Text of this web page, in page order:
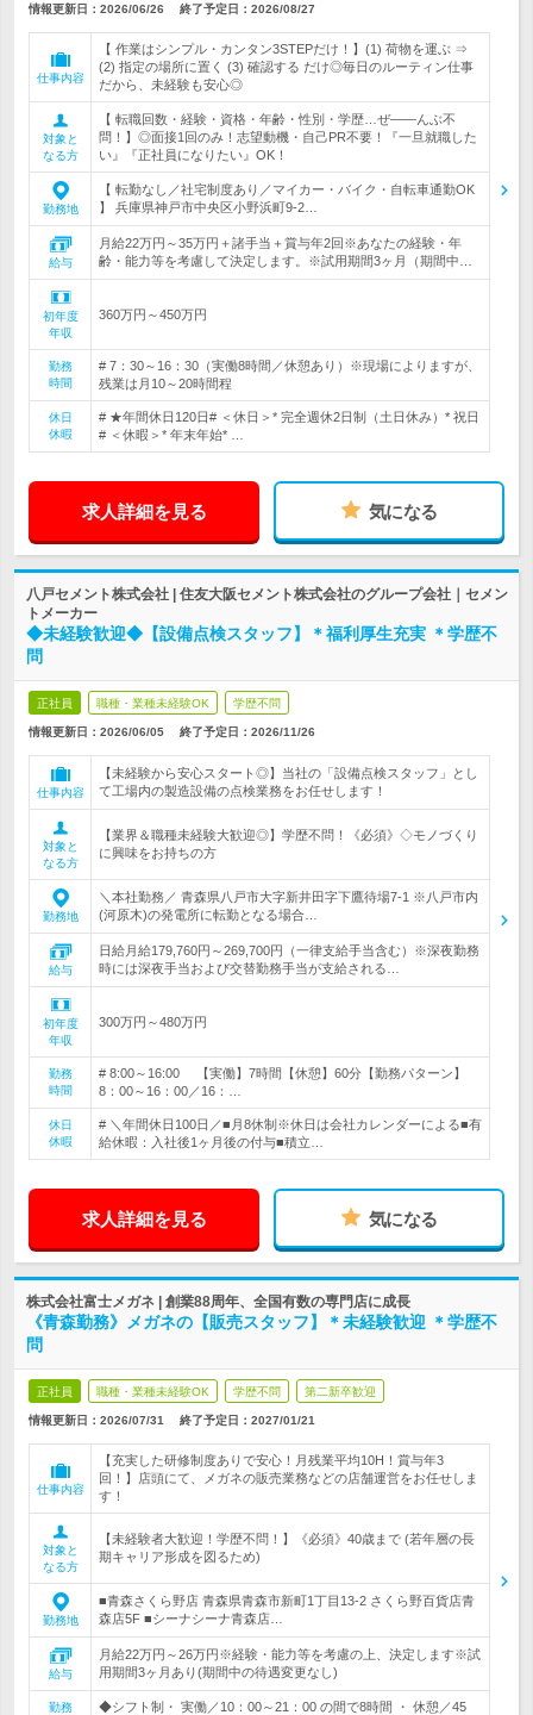
情報更新日：2026/06/26 終了予定日： 2026/08/27
仕事内容
【 作業はシンプル・カンタン3STEPだけ！】(1) 荷物を運ぶ ⇒
(2) 指定の場所に置く (3) 確認する だけ◎毎日のルーティン仕事
だから、未経験も安心◎
対象と
なる方
【 転職回数・経験・資格・年齢・性別・学歴…ぜ――んぶ不
問！】◎面接1回のみ！志望動機・自己PR不要！『一旦就職した
い』『正社員になりたい』OK！
勤務地
【 転勤なし／社宅制度あり／マイカー・バイク・自転車通勤OK
】 兵庫県神戸市中央区小野浜町9-2…
給与
月給22万円～35万円＋諸手当＋賞与年2回※あなたの経験・年
齢・能力等を考慮して決定します。※試用期間3ヶ月（期間中…
初年度
年収
360万円～450万円
勤務
時間
# 7：30～16：30（実働8時間／休憩あり）※現場によりますが、
残業は月10～20時間程
休日
休暇
# ★年間休日120日# ＜休日＞* 完全週休2日制（土日休み）* 祝日
# ＜休暇＞* 年末年始* …
求人詳細を見る 気になる
八戸セメント株式会社 | 住友大阪セメント株式会社のグループ会社｜セメン
トメーカー
◆未経験歓迎◆【設備点検スタッフ】＊福利厚生充実 ＊学歴不
問
正社員 職種・業種未経験OK 学歴不問
情報更新日：2026/06/05 終了予定日： 2026/11/26
仕事内容
【未経験から安心スタート◎】当社の「設備点検スタッフ」とし
て工場内の製造設備の点検業務をお任せします！
対象と
なる方
【業界＆職種未経験大歓迎◎】学歴不問！《必須》◇モノづくり
に興味をお持ちの方
勤務地
＼本社勤務／ 青森県八戸市大字新井田字下鷹待場7-1 ※八戸市内
(河原木)の発電所に転勤となる場合…
給与
日給月給179,760円～269,700円（一律支給手当含む）※深夜勤務
時には深夜手当および交替勤務手当が支給される…
初年度
年収
300万円～480万円
勤務
時間
# 8:00～16:00 【実働】7時間【休憩】60分【勤務パターン】
8：00～16：00／16：…
休日
休暇
# ＼年間休日100日／■月8休制※休日は会社カレンダーによる■有
給休暇：入社後1ヶ月後の付与■積立…
求人詳細を見る 気になる
株式会社富士メガネ | 創業88周年、全国有数の専門店に成長
《青森勤務》メガネの【販売スタッフ】＊未経験歓迎 ＊学歴不
問
正社員 職種・業種未経験OK 学歴不問 第二新卒歓迎
情報更新日：2026/07/31 終了予定日： 2027/01/21
仕事内容
【充実した研修制度ありで安心！月残業平均10H！賞与年3
回！】店頭にて、メガネの販売業務などの店舗運営をお任せしま
す！
対象と
なる方
【未経験者大歓迎！学歴不問！】《必須》40歳まで (若年層の長
期キャリア形成を図るため)
勤務地
■青森さくら野店 青森県青森市新町1丁目13-2 さくら野百貨店青
森店5F ■シーナシーナ青森店…
給与
月給22万円～26万円※経験・能力等を考慮の上、決定します※試
用期間3ヶ月あり(期間中の待遇変更なし)
勤務
◆シフト制・ 実働／10：00～21：00 の間で8時間 ・ 休憩／45